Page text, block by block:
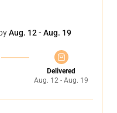
Aug. 12 - Aug. 19
Delivered
Aug. 12 - Aug. 19